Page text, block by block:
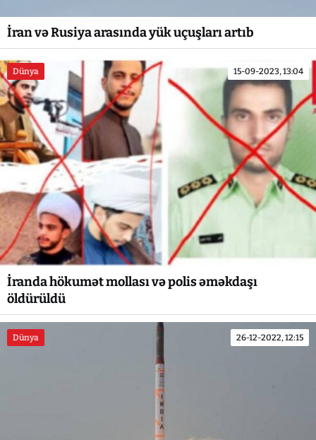
İran və Rusiya arasında yük uçuşları artıb
Dünya 15-09-2023, 13:04
İranda hökumət mollası və polis əməkdaşı
öldürüldü
Dünya 26-12-2022, 12:15